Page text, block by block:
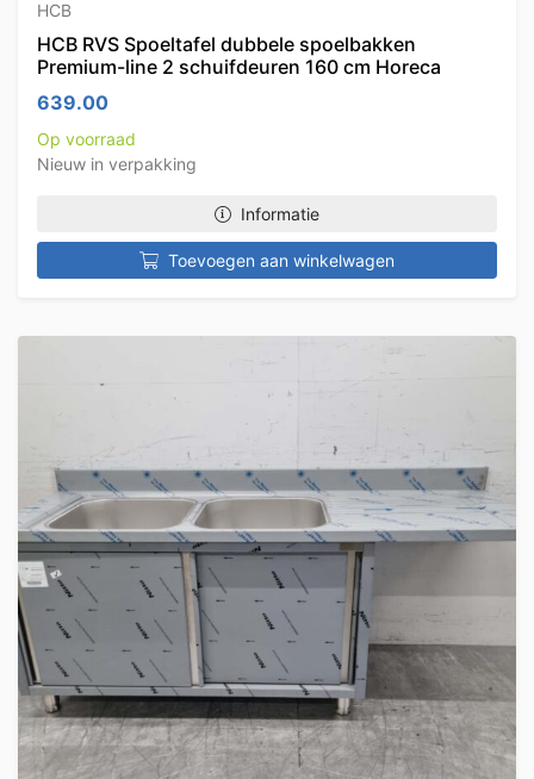
HCB
HCB RVS Spoeltafel dubbele spoelbakken
Premium-line 2 schuifdeuren 160 cm Horeca
639.00
Op voorraad
Nieuw in verpakking
Informatie
Toevoegen aan winkelwagen